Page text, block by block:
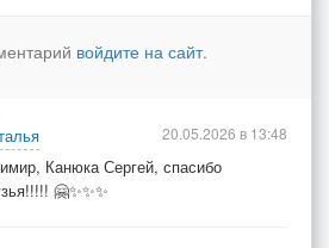
войдите на сайт.
Канюка Сергей, спасибо
🤗✨✨✨
20.05.2026 в 13:48